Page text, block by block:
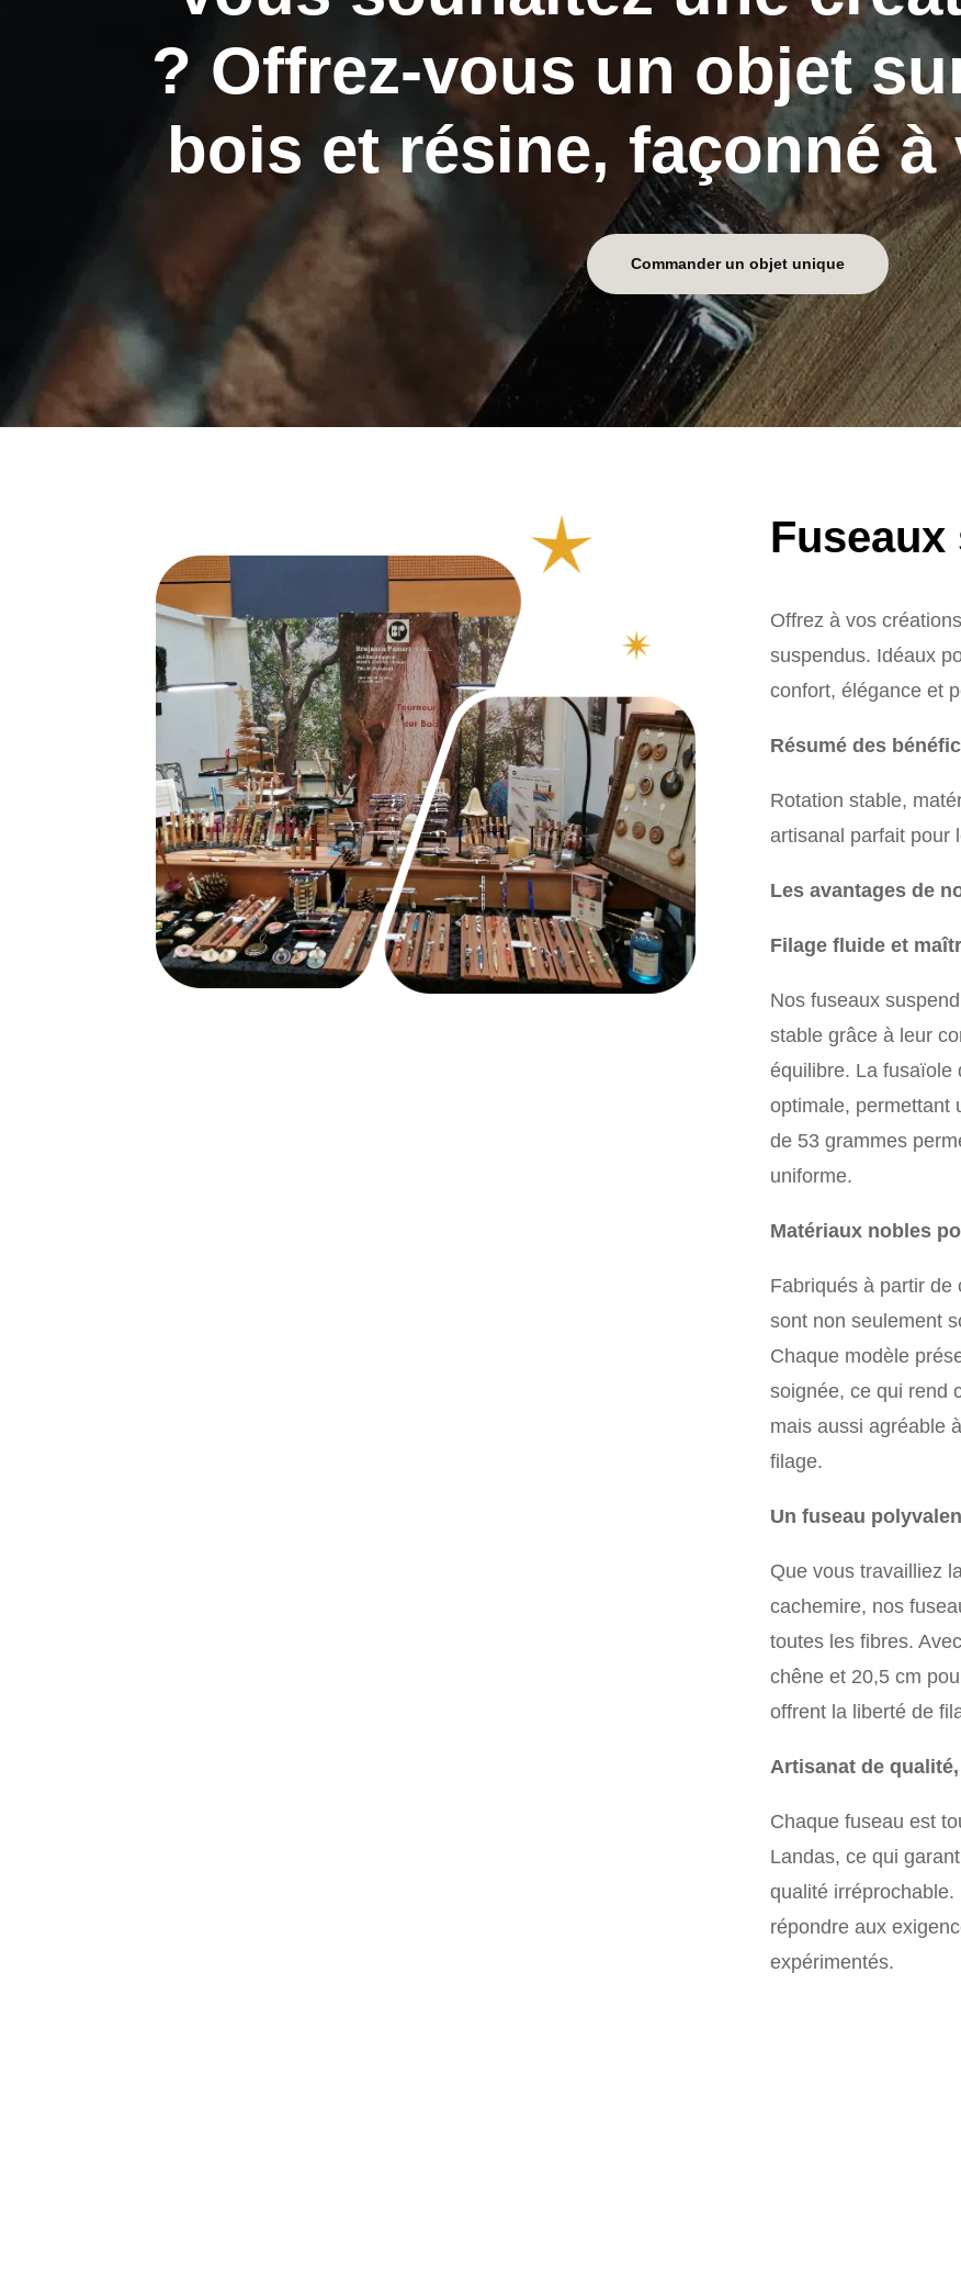
? Offrez-vous un objet
bois et résine, façonné à
Commander un objet unique
Offrez à vos
suspendus. Idéaux
confort, élégance et
Résumé des
Rotation stable,
artisanal parfait pour
Les avantages de
Filage fluide et
Nos fuseaux
stable grâce à leur
équilibre. La fusaïole
optimale, permettant
de 53 grammes
uniforme.
Matériaux nobles
Fabriqués à partir de
sont non seulement
Chaque modèle
soignée, ce qui rend
mais aussi agréable
filage.
Un fuseau
Que vous travailliez
cachemire, nos
toutes les fibres.
chêne et 20,5 cm
offrent la liberté de
Artisanat de
Chaque fuseau est
Landas, ce qui
qualité
répondre aux
expérimentés.